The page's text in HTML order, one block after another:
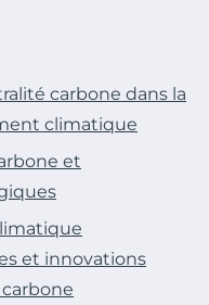
carbone dans la
climatique
et
et innovations